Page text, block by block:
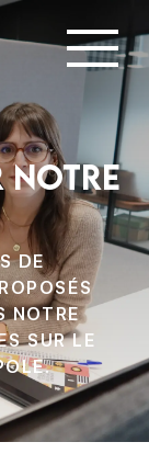
notre
DE
NOTRE
SUR LE